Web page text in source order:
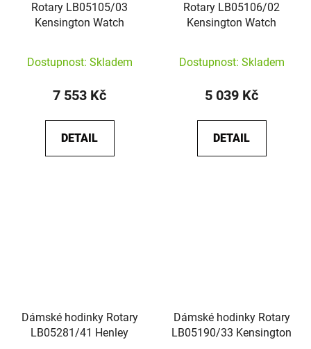
Rotary LB05105/03
Kensington Watch
Dostupnost: Skladem
7 553 Kč
DETAIL
Rotary LB05106/02
Kensington Watch
Dostupnost: Skladem
5 039 Kč
DETAIL
Dámské hodinky Rotary
LB05281/41 Henley
Dámské hodinky Rotary
LB05190/33 Kensington